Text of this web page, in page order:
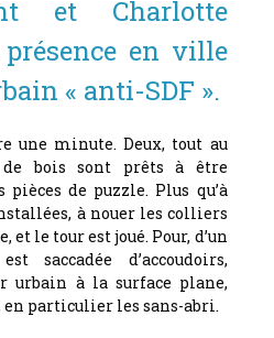
et Charlotte
en ville
« anti-SDF ».
une minute. Deux, tout au
de bois sont prêts à être
de puzzle. Plus qu’à
à nouer les colliers
et le tour est joué. Pour, d’un
saccadée d’accoudoirs,
urbain à la surface plane,
en particulier les sans-abri.